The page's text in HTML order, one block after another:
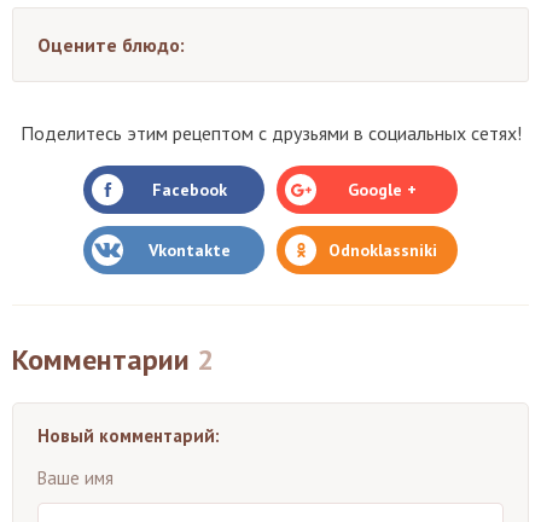
Оцените блюдо:
Поделитесь этим рецептом с друзьями в социальных сетях!
Facebook Google +
Vkontakte Odnoklassniki
Комментарии 2
Новый комментарий:
Ваше имя